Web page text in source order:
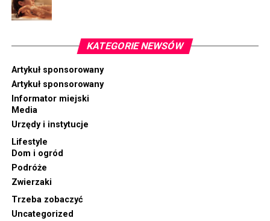
KATEGORIE NEWSÓW
Artykuł sponsorowany
Artykuł sponsorowany
Informator miejski
Media
Urzędy i instytucje
Lifestyle
Dom i ogród
Podróże
Zwierzaki
Trzeba zobaczyć
Uncategorized